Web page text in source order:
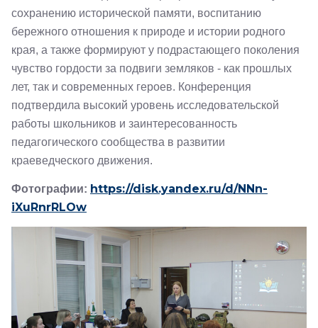
сохранению исторической памяти, воспитанию
бережного отношения к природе и истории родного
края, а также формируют у подрастающего поколения
чувство гордости за подвиги земляков - как прошлых
лет, так и современных героев. Конференция
подтвердила высокий уровень исследовательской
работы школьников и заинтересованность
педагогического сообщества в развитии
краеведческого движения.
Фотографии: https://disk.yandex.ru/d/NNn-
iXuRnrRLOw